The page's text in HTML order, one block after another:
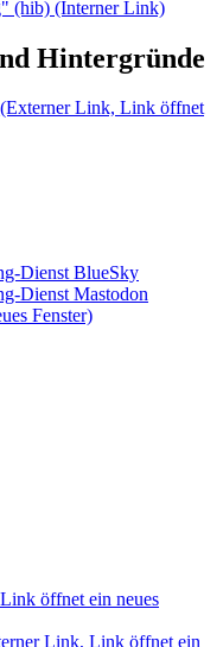
(hib) (Interner Link)
Hintergründe
(Externer Link, Link öffnet
Dienst BlueSky
Dienst Mastodon
Fenster)
öffnet ein neues
Link, Link öffnet ein